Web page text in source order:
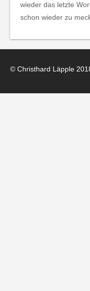
wieder das letzte
schon wieder zu
© Christhard Läpple